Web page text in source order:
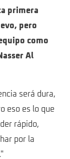
primera
pero
como
Al
será dura,
eso es lo que
rápido,
por la